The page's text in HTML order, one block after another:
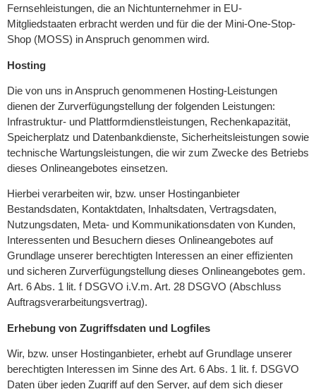
Fernsehleistungen, die an Nichtunternehmer in EU-
Mitgliedstaaten erbracht werden und für die der Mini-One-Stop-
Shop (MOSS) in Anspruch genommen wird.
Hosting
Die von uns in Anspruch genommenen Hosting-Leistungen
dienen der Zurverfügungstellung der folgenden Leistungen:
Infrastruktur- und Plattformdienstleistungen, Rechenkapazität,
Speicherplatz und Datenbankdienste, Sicherheitsleistungen sowie
technische Wartungsleistungen, die wir zum Zwecke des Betriebs
dieses Onlineangebotes einsetzen.
Hierbei verarbeiten wir, bzw. unser Hostinganbieter
Bestandsdaten, Kontaktdaten, Inhaltsdaten, Vertragsdaten,
Nutzungsdaten, Meta- und Kommunikationsdaten von Kunden,
Interessenten und Besuchern dieses Onlineangebotes auf
Grundlage unserer berechtigten Interessen an einer effizienten
und sicheren Zurverfügungstellung dieses Onlineangebotes gem.
Art. 6 Abs. 1 lit. f DSGVO i.V.m. Art. 28 DSGVO (Abschluss
Auftragsverarbeitungsvertrag).
Erhebung von Zugriffsdaten und Logfiles
Wir, bzw. unser Hostinganbieter, erhebt auf Grundlage unserer
berechtigten Interessen im Sinne des Art. 6 Abs. 1 lit. f. DSGVO
Daten über jeden Zugriff auf den Server, auf dem sich dieser